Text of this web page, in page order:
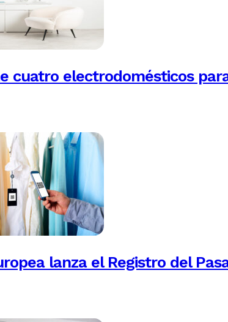
cuatro electrodomésticos
lanza el Registro del